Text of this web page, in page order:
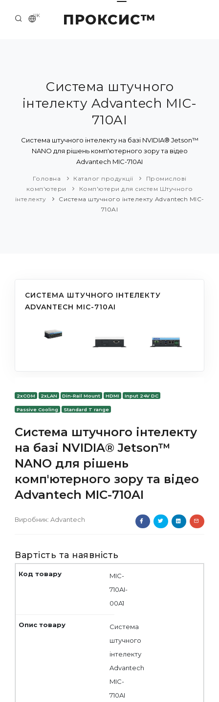
ПРОКСИС™
UK
ПРО НАС
ПРИКЛАДИ ТА РІШЕННЯ
КАТАЛОГ ПРОДУКЦІЇ
НОВИНИ
Система штучного
інтелекту Advantech MIC-
710AI
Система штучного інтелекту на базі NVIDIA® Jetson™
NANO для рішень комп'ютерного зору та відео
Advantech MIC-710AI
Головна Каталог продукції
Промислові
комп'ютери
Комп'ютери для систем Штучного
інтелекту
Система штучного інтелекту Advantech MIC-
710AI
СИСТЕМА ШТУЧНОГО ІНТЕЛЕКТУ
ADVANTECH MIC-710AI
2xCOM 2xLAN Din-Rail Mount HDMI Input 24V DC
Passive Cooling Standard T range
Система штучного інтелекту
на базі NVIDIA® Jetson™
NANO для рішень
комп'ютерного зору та відео
Advantech MIC-710AI
Виробник: Advantech
Вартість та наявність
MIC-
710AI-
00A1
Система
штучного
інтелекту
Advantech
MIC-
710AI